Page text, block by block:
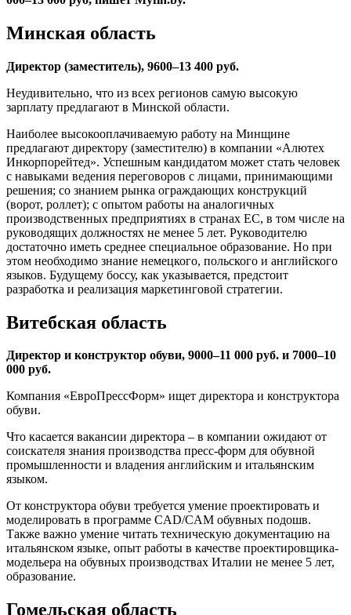
Минская область
Директор (заместитель), 9600–13 400 руб.
Неудивительно, что из всех регионов самую высокую
зарплату предлагают в Минской области.
Наиболее высокооплачиваемую работу на Минщине
предлагают директору (заместителю) в компании «Алютех
Инкорпорейтед». Успешным кандидатом может стать человек
с навыками ведения переговоров с лицами, принимающими
решения; со знанием рынка ограждающих конструкций
(ворот, роллет); с опытом работы на аналогичных
производственных предприятиях в странах ЕС, в том числе на
руководящих должностях не менее 5 лет. Руководителю
достаточно иметь среднее специальное образование. Но при
этом необходимо знание немецкого, польского и английского
языков. Будущему боссу, как указывается, предстоит
разработка и реализация маркетинговой стратегии.
Витебская область
Директор и конструктор обуви, 9000–11 000 руб. и 7000–10
000 руб.
Компания «ЕвроПрессФорм» ищет директора и конструктора
обуви.
Что касается вакансии директора – в компании ожидают от
соискателя знания производства пресс-форм для обувной
промышленности и владения английским и итальянским
языком.
От конструктора обуви требуется умение проектировать и
моделировать в программе CAD/CAM обувных подошв.
Также важно умение читать техническую документацию на
итальянском языке, опыт работы в качестве проектировщика-
модельера на обувных производствах Италии не менее 5 лет,
образование.
Гомельская область